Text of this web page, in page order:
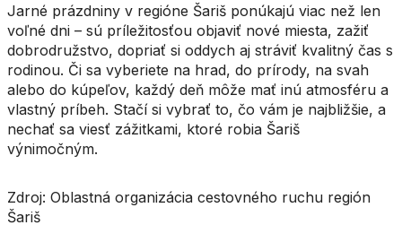
Jarné prázdniny v regióne Šariš ponúkajú viac než len
voľné dni – sú príležitosťou objaviť nové miesta, zažiť
dobrodružstvo, dopriať si oddych aj stráviť kvalitný čas s
rodinou. Či sa vyberiete na hrad, do prírody, na svah
alebo do kúpeľov, každý deň môže mať inú atmosféru a
vlastný príbeh. Stačí si vybrať to, čo vám je najbližšie, a
nechať sa viesť zážitkami, ktoré robia Šariš
výnimočným.
Zdroj: Oblastná organizácia cestovného ruchu región
Šariš